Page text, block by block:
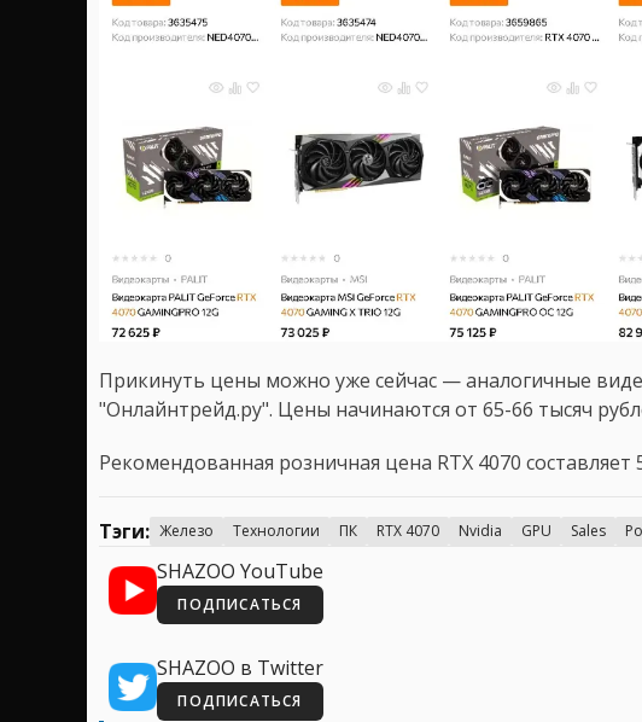
Прикинуть цены можно уже сейчас — аналогичные
"Онлайнтрейд.ру". Цены начинаются от 65-66 тысяч
Рекомендованная розничная цена RTX 4070 составляет
Тэги: Железо Технологии ПК RTX 4070 Nvidia GPU Sales
SHAZOO YouTube
ПОДПИСАТЬСЯ
SHAZOO в Twitter
ПОДПИСАТЬСЯ